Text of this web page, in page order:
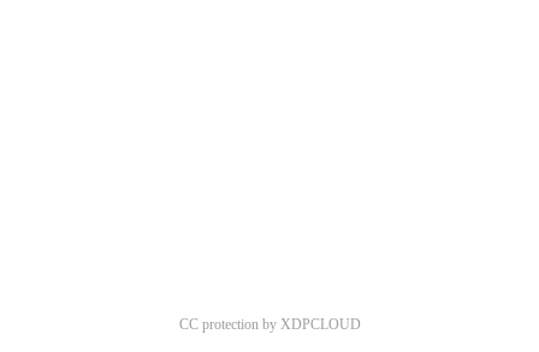
CC protection by XDPCLOUD